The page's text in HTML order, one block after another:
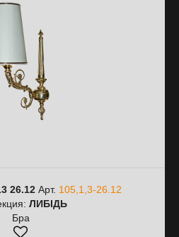
26.12 Арт. 105,1,3-26.12
ЛИБІДЬ
Бра